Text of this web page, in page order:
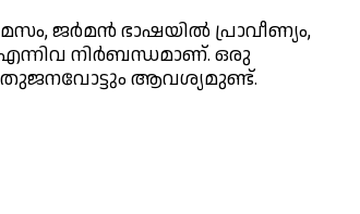
ജർമൻ ഭാഷയിൽ പ്രാവീണ്യം,
എന്നിവ നിർബന്ധമാണ്. ഒരു
ആവശ്യമുണ്ട്.